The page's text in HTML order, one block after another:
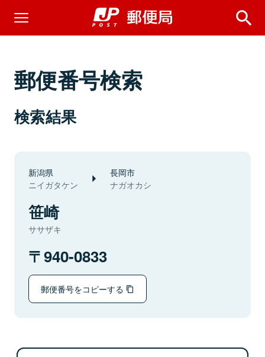
郵便番号検索
検索結果
新潟県
ニイガタケン
長岡市
ナガオカシ
笹崎
ササザキ
940-0833
郵便番号をコピーする